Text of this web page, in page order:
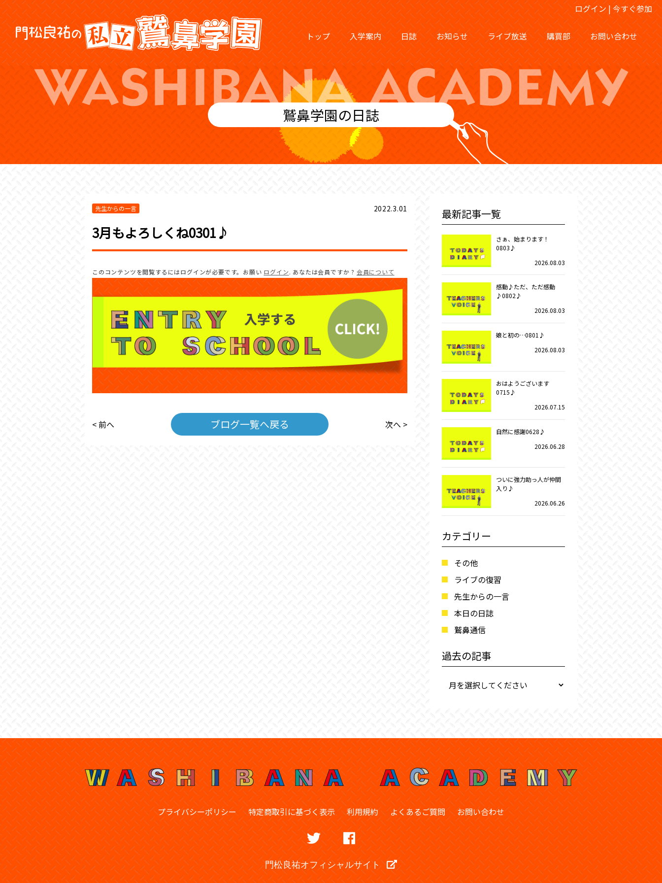
ログイン | 今すぐ参加
トップ 入学案内 日誌 お知らせ ライブ放送 購買部 お問い合わせ
鷲鼻学園の日誌
先生からの一言 2022.3.01
3月もよろしくね0301♪
このコンテンツを閲覧するにはログインが必要です。お願い ログイン. あなたは会員ですか ? 会員について
< 前へ ブログ一覧へ戻る 次へ >
最新記事一覧
さぁ、始まります！
0803♪
2026.08.03
感動♪ただ、ただ感動
♪0802♪
2026.08.03
娘と初の…0801♪
2026.08.03
おはようございます
0715♪
2026.07.15
自然に感謝0628♪
2026.06.28
ついに強力助っ人が仲間
入り♪
2026.06.26
カテゴリー
その他
ライブの復習
先生からの一言
本日の日誌
鷲鼻通信
過去の記事
プライバシーポリシー 特定商取引に基づく表示 利用規約 よくあるご質問 お問い合わせ
門松良祐オフィシャルサイト